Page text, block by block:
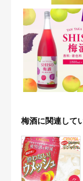
梅酒に関連して